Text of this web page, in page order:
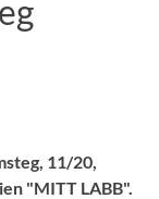
11/20,
"MITT LABB".